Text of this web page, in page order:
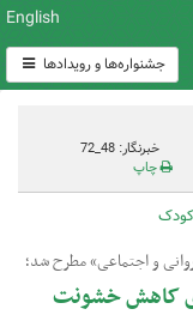
English
جشنواره‌ها و رویدادها
خبرنگار: 48_72
چاپ
و اجتماعی» مطرح شد؛
کاهش خشونت